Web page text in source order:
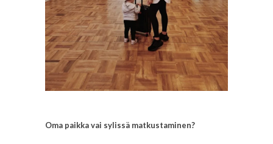
Oma paikka vai sylissä matkustaminen?